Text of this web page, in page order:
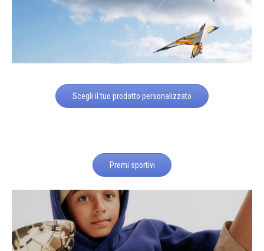
Scegli il tuo prodotto personalizzato
Premi sportivi